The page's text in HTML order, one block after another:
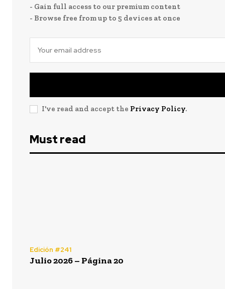
- Gain full access to our premium content
- Browse free from up to 5 devices at once
I've read and accept the Privacy Policy.
Must read
Edición #241
Julio 2026 – Página 20